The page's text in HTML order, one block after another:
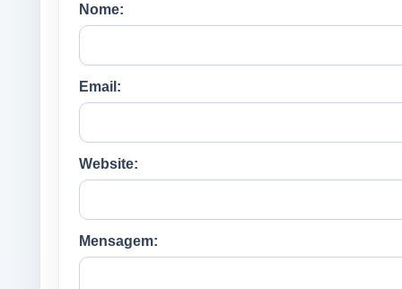
Nome:
Email:
Website:
Mensagem: